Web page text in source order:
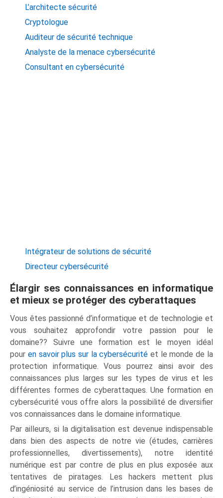
L’architecte sécurité
Cryptologue
Auditeur de sécurité technique
Analyste de la menace cybersécurité
Consultant en cybersécurité
Intégrateur de solutions de sécurité
Directeur cybersécurité
Élargir ses connaissances en informatique
et mieux se protéger des cyberattaques
Vous êtes passionné d’informatique et de technologie et
vous souhaitez approfondir votre passion pour le
domaine?? Suivre une formation est le moyen idéal
pouren savoir plus sur la cybersécurité et le monde de la
protection informatique. Vous pourrez ainsi avoir des
connaissances plus larges sur les types de virus et les
différentes formes de cyberattaques. Une formation en
cybersécurité vous offre alors la possibilité de diversifier
vos connaissances dans le domaine informatique.
Par ailleurs, si la digitalisation est devenue indispensable
dans bien des aspects de notre vie (études, carrières
professionnelles, divertissements), notre identité
numérique est par contre de plus en plus exposée aux
tentatives de piratages. Les hackers mettent plus
d’ingéniosité au service de l’intrusion dans les bases de